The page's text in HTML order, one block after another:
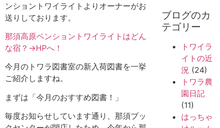
ンショントワイライトよりオーナーがお
送りしております。
那須高原ペンショントワイライトはどん
な宿？→HPへ！
今月のトワラ図書室の新入荷図書を一挙
ご紹介しますね。
まずは「今月のおすすめ図書！」
毎度お知らせしています通り、那須ブッ
ブログのカ
テゴリー
トワイラ
イトの近
況 (24)
トワラ農
園日記
(11)
はっちゃ